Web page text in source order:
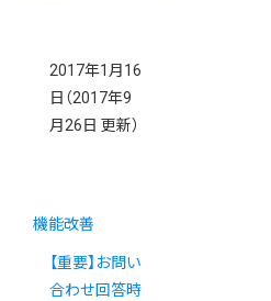
2017年1月16
日 （2017年9
月26日 更新）
機能改善
【重要】お問い
合わせ回答時